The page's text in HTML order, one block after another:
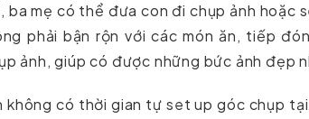
ba mẹ có thể đưa con đi chụp ảnh hoặc
phải bận rộn với các món ăn, tiếp
ảnh, giúp có được những bức ảnh đẹp
không có thời gian tự set up góc chụp